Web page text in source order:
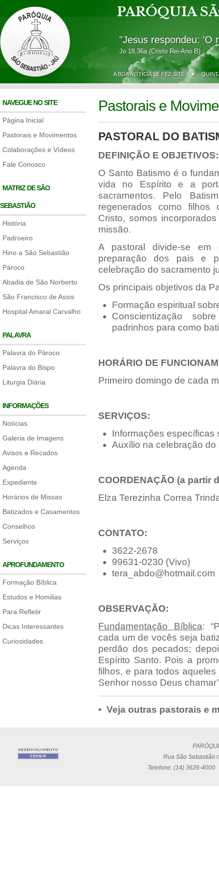
PARÓQUIA
"Jesus respondeu: 'O
Jo 18,36a (Cristo Rei-Ano B)
A BOA NOTÍCIA SE FEZ SITE ★
NAVEGUE NO SITE
Página Inicial
Pastorais e Movimentos
Colaborações e Vídeos
Fale Conosco
MATRIZ DE SÃO
SEBASTIÃO
História
Padroeiro
Hino a São Sebastião
Pároco
Abadia de São Norberto
São Francisco de Assis
Hospital Amaral Carvalho
PALAVRA
Palavra do Pároco
Palavra do Bispo
Liturgia Diária
INFORMAÇÕES
Notícias
Galeria de Imagens
Avisos e Recados
Agenda
Expediente
Horários de Missas
Batizados e Casamentos
Conselhos
Serviços
APROFUNDAMENTO
Formação Bíblica
Estudos e Homilias
Para Refletir
Dicas Interessantes
Curiosidades
Pastorais e
PASTORAL DO
DEFINIÇÃO E OBJETIVOS:
O Santo Batismo é o
vida no Espírito e a
sacramentos. Pelo
regenerados como filhos
Cristo, somos
missão.
A pastoral divide-se em
preparação dos pais e
celebração do sacramento
Os principais objetivos da
Formação espiritual
Conscientização
padrinhos para como
HORÁRIO DE
Primeiro domingo de cada
SERVIÇOS:
Informações específicas
Auxílio na celebração do
COORDENAÇÃO (a partir
Elza Terezinha Correa
CONTATO:
3622-2678
99631-0230 (Vivo)
tera_abdo@hotmail.com
OBSERVAÇÃO:
Fundamentação Bíblica:
cada um de vocês seja
perdão dos pecados;
Espírito Santo. Pois a
filhos, e para todos
Senhor nosso Deus
• Veja outras pastorais e
Rua São Sebastião
Telefone: (14) 3626-